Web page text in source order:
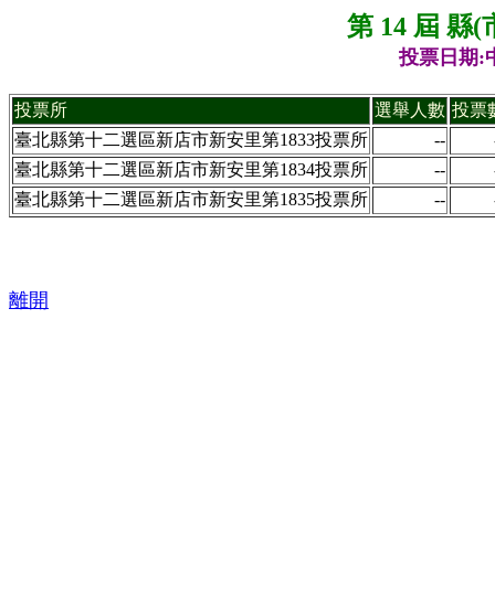
第 14 屆 縣(
投票日期:
投票所 選舉人數 投票
臺北縣第十二選區新店市新安里第1833投票所
--
臺北縣第十二選區新店市新安里第1834投票所
--
臺北縣第十二選區新店市新安里第1835投票所
--
離開